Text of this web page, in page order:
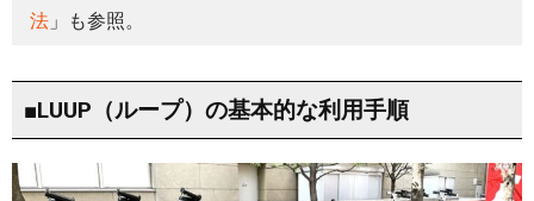
法 」も参照。
■LUUP（ループ）の基本的な利用手順